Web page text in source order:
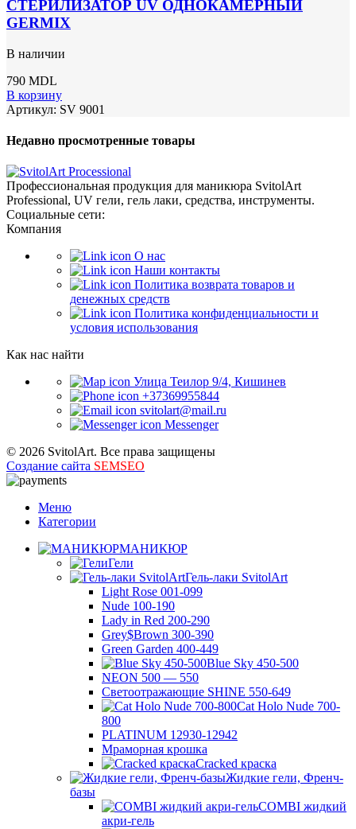
СТЕРИЛИЗАТОР UV ОДНОКАМЕРНЫЙ
GERMIX
В наличии
790 MDL
В корзину
Артикул: SV 9001
Недавно просмотренные товары
Профессиональная продукция для маникюра SvitolArt
Professional, UV гели, гель лаки, средства, инструменты.
Социальные сети:
Компания
О нас
Наши контакты
Политика возврата товаров и
денежных средств
Политика конфиденциальности и
условия использования
Как нас найти
Улица Теилор 9/4, Кишинев
+37369955844
svitolart@mail.ru
Messenger
© 2026 SvitolArt. Все права защищены
Создание сайта SEMSEO
Меню
Категории
МАНИКЮР
Гели
Гель-лаки SvitolArt
Light Rose 001-099
Nude 100-190
Lady in Red 200-290
Grey$Brown 300-390
Green Garden 400-449
Blue Sky 450-500
NEON 500 — 550
Светоотражающие SHINE 550-649
Cat Holo Nude 700-
800
PLATINUM 12930-12942
Мраморная крошка
Cracked краска
Жидкие гели, Френч-
базы
COMBI жидкий
акри-гель